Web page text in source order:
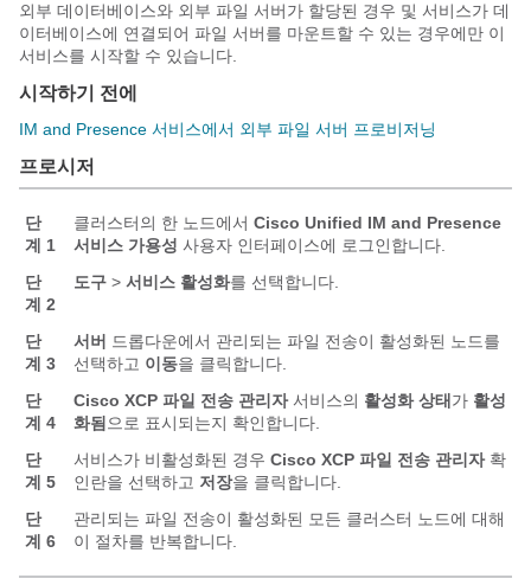
외부 데이터베이스와 외부 파일 서버가 할당된 경우 및 서비스가 데
이터베이스에 연결되어 파일 서버를 마운트할 수 있는 경우에만 이
서비스를 시작할 수 있습니다.
시작하기 전에
IM and Presence 서비스에서 외부 파일 서버 프로비저닝
프로시저
단
계 1
클러스터의 한 노드에서 Cisco Unified IM and Presence
서비스 가용성 사용자 인터페이스에 로그인합니다.
단
계 2
도구 > 서비스 활성화를 선택합니다.
단
계 3
서버 드롭다운에서 관리되는 파일 전송이 활성화된 노드를
선택하고 이동을 클릭합니다.
단
계 4
Cisco XCP 파일 전송 관리자서비스의 활성화 상태 가 활성
화됨 으로 표시되는지 확인합니다.
단
계 5
서비스가 비활성화된 경우 Cisco XCP 파일 전송 관리자확
인란을 선택하고 저장을 클릭합니다.
단
계 6
관리되는 파일 전송이 활성화된 모든 클러스터 노드에 대해
이 절차를 반복합니다.